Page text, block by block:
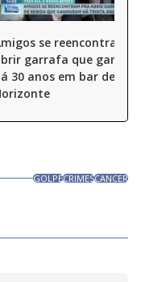
se reencontram
garrafa que
30 anos em bar de
GOLPECRIMESCANCER